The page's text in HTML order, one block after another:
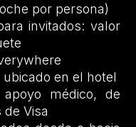
por persona)
invitados: valor
en el hotel
médico, de
Visa